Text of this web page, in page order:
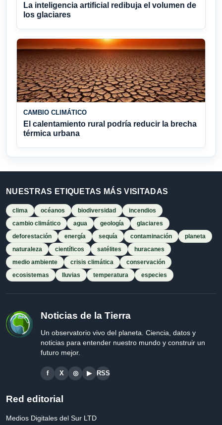
La inteligencia artificial redibuja el volumen de
los glaciares
CAMBIO CLIMÁTICO
El calentamiento rural podría reducir la brecha
térmica urbana
NUESTRAS ETIQUETAS MÁS VISITADAS
clima océanos biodiversidad
incendios
cambio climático
agua geología
glaciares
deforestación
energía sequía contaminación
planeta
naturaleza
científicos satélites
huracanes
medio ambiente
crisis climática
conservación
ecosistemas
lluvias temperatura especies
Noticias de la Tierra
Un observatorio vivo del planeta. Ciencia, datos y
noticias para entender nuestro mundo y construir un
futuro mejor.
f X ◎ ▶ RSS
Red editorial
Medios Digitales del Sur LTD